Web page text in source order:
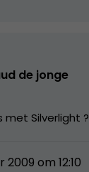
de jonge
met Silverlight ?
om 12:10